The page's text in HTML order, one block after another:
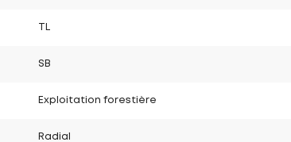
SB
Exploitation forestière
Radial